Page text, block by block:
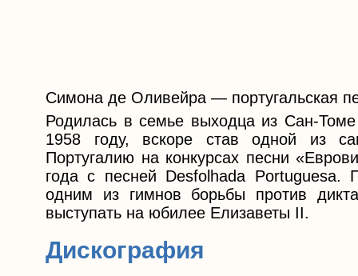
Симона де Оливейра — португальская
Родилась в семье выходца из Сан-
1958 году, вскоре став одной из
Португалию на конкурсах песни
года с песней Desfolhada
одним из гимнов борьбы против
выступать на юбилее Елизаветы II.
Дискография